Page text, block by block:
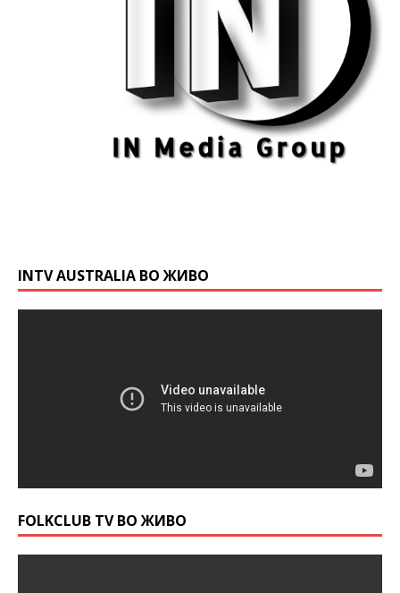
INTV AUSTRALIA ВО ЖИВО
FOLKCLUB TV ВО ЖИВО